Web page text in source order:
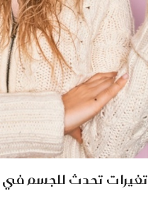
تغيرات تحدث للجسم في